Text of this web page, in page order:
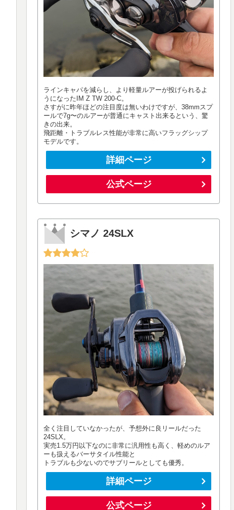
ラインキャパを減らし、より軽量ルアーが投げられるよ
うになったIM Z TW 200-C。
さすがに昨年ほどの注目度は無いわけですが、38mmスプ
ールで7g〜のルアーが普通にキャスト出来るという、驚
きの出来。
飛距離・トラブルレス性能が非常に高いフラッグシップ
モデルです。
詳細ページ
公式ページ
シマノ 24SLX
全く注目していなかったが、予想外に良リールだった
24SLX。
実売1.5万円以下なのに非常に汎用性も高く、軽めのルア
ーも扱えるバーサタイル性能と
トラブルも少ないのでサブリールとしても優秀。
詳細ページ
公式ページ